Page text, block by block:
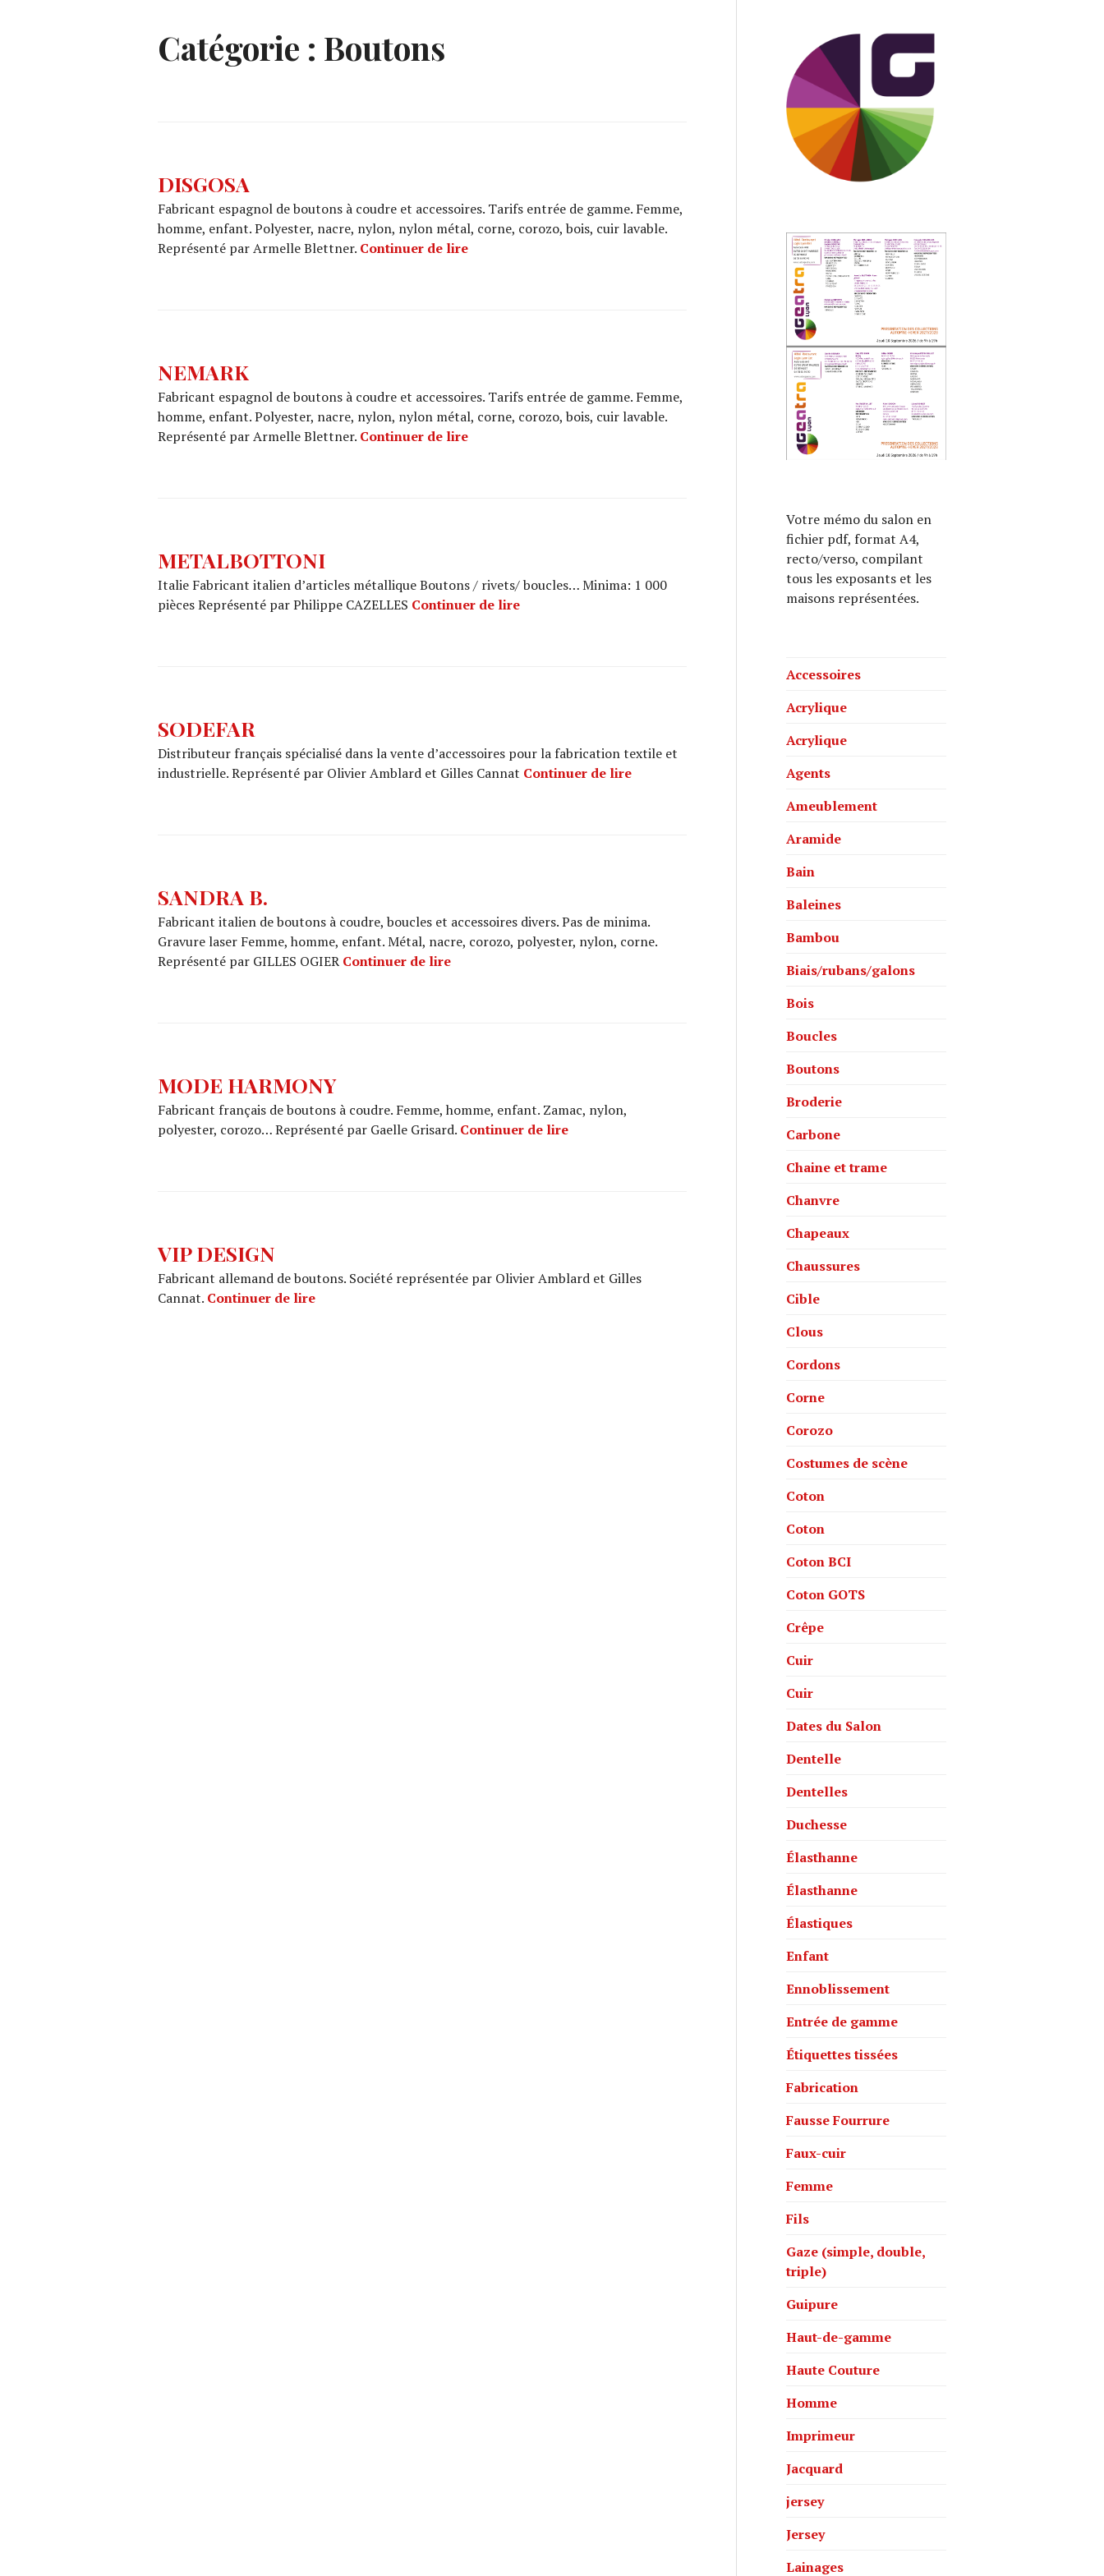
Catégorie : Boutons
DISGOSA
Fabricant espagnol de boutons à coudre et accessoires. Tarifs entrée de gamme. Femme,
homme, enfant. Polyester, nacre, nylon, nylon métal, corne, corozo, bois, cuir lavable.
Représenté par Armelle Blettner. Continuer de lireDISGOSA
NEMARK
Fabricant espagnol de boutons à coudre et accessoires. Tarifs entrée de gamme. Femme,
homme, enfant. Polyester, nacre, nylon, nylon métal, corne, corozo, bois, cuir lavable.
Représenté par Armelle Blettner. Continuer de lireNEMARK
METALBOTTONI
Italie Fabricant italien d’articles métallique Boutons / rivets/ boucles… Minima: 1 000
pièces Représenté par Philippe CAZELLES Continuer de lireMETALBOTTONI
SODEFAR
Distributeur français spécialisé dans la vente d’accessoires pour la fabrication textile et
industrielle. Représenté par Olivier Amblard et Gilles Cannat Continuer de lireSODEFAR
SANDRA B.
Fabricant italien de boutons à coudre, boucles et accessoires divers. Pas de minima.
Gravure laser Femme, homme, enfant. Métal, nacre, corozo, polyester, nylon, corne.
Représenté par GILLES OGIER Continuer de lireSANDRA B.
MODE HARMONY
Fabricant français de boutons à coudre. Femme, homme, enfant. Zamac, nylon,
polyester, corozo… Représenté par Gaelle Grisard. Continuer de lireMODE HARMONY
VIP DESIGN
Fabricant allemand de boutons. Société représentée par Olivier Amblard et Gilles
Cannat. Continuer de lireVIP DESIGN
Votre mémo du salon en
fichier pdf, format A4,
recto/verso, compilant
tous les exposants et les
maisons représentées.
Accessoires
Acrylique
Acrylique
Agents
Ameublement
Aramide
Bain
Baleines
Bambou
Biais/rubans/galons
Bois
Boucles
Boutons
Broderie
Carbone
Chaine et trame
Chanvre
Chapeaux
Chaussures
Cible
Clous
Cordons
Corne
Corozo
Costumes de scène
Coton
Coton
Coton BCI
Coton GOTS
Crêpe
Cuir
Cuir
Dates du Salon
Dentelle
Dentelles
Duchesse
Élasthanne
Élasthanne
Élastiques
Enfant
Ennoblissement
Entrée de gamme
Étiquettes tissées
Fabrication
Fausse Fourrure
Faux-cuir
Femme
Fils
Gaze (simple, double,
triple)
Guipure
Haut-de-gamme
Haute Couture
Homme
Imprimeur
Jacquard
jersey
Jersey
Lainages